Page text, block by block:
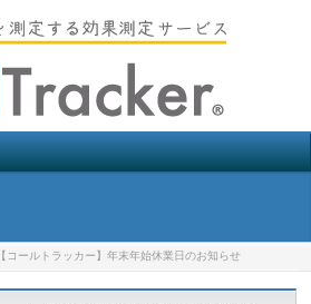
【コールトラッカー】年末年始休業日のお知らせ